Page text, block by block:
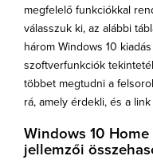
megfelelő funkciókkal
válasszuk ki, az alábbi
három Windows 10
szoftverfunkciók
többet megtudni a
rá, amely érdekli, és a
Windows 10
jellemzői